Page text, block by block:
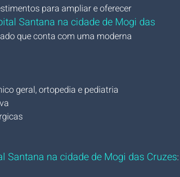
para ampliar e oferecer
Santana na cidade de Mogi das
que conta com uma moderna
geral, ortopedia e pediatria
Santana na cidade de Mogi das Cruzes: